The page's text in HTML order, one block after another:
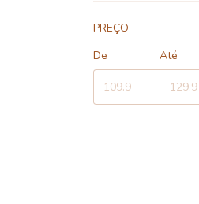
PREÇO
De
Até